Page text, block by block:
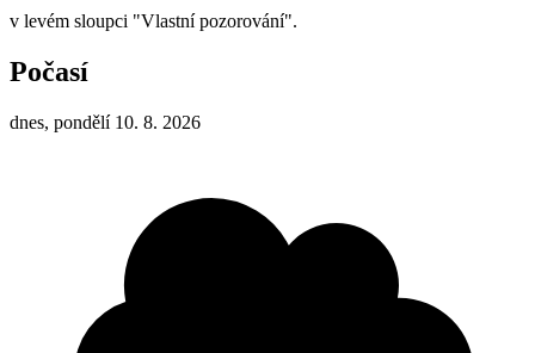
v levém sloupci "Vlastní pozorování".
Počasí
dnes, pondělí 10. 8. 2026